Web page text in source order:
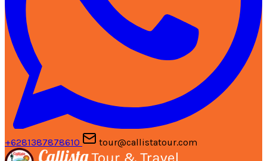
+6281387878610 tour@callistatour.com